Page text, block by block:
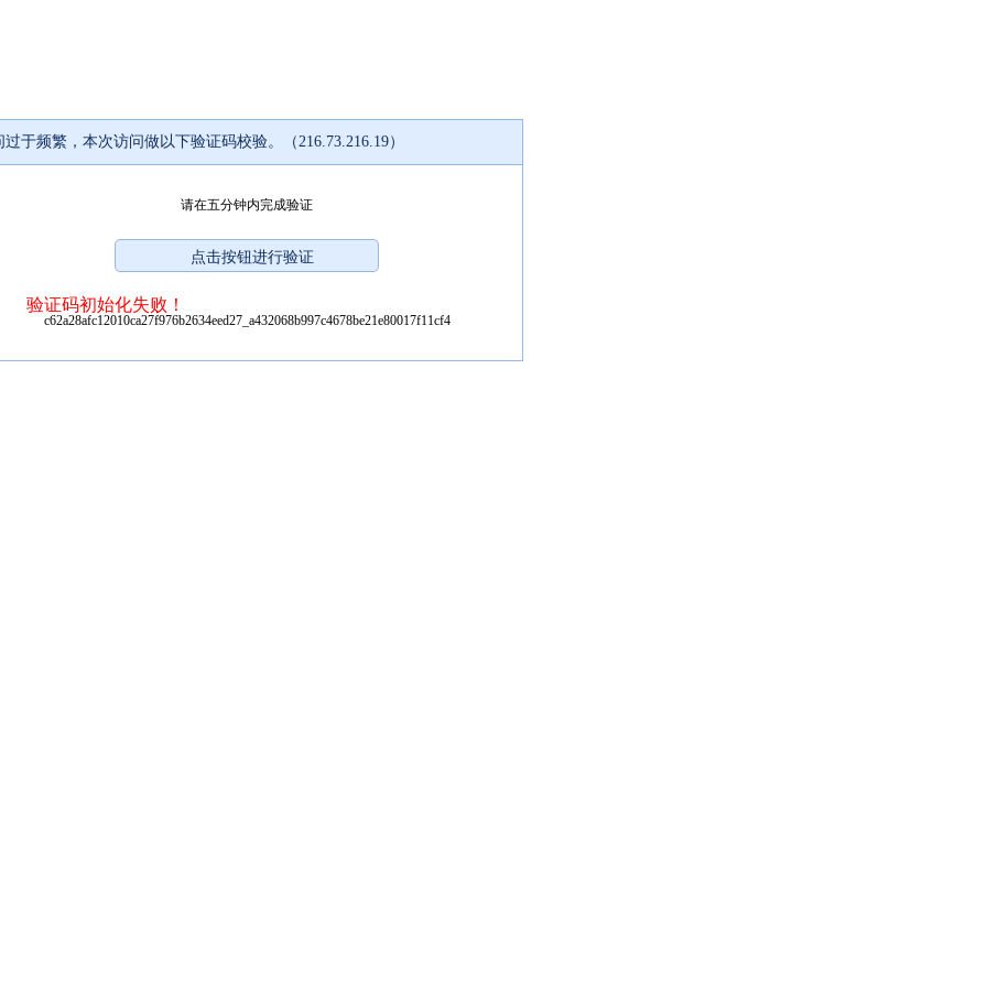
过于频繁，本次访问做以下验证码校验。（216.73.216.19）
请在五分钟内完成验证
验证码初始化失败！
c62a28afc12010ca27f976b2634eed27_a432068b997c4678be21e80017f11cf4